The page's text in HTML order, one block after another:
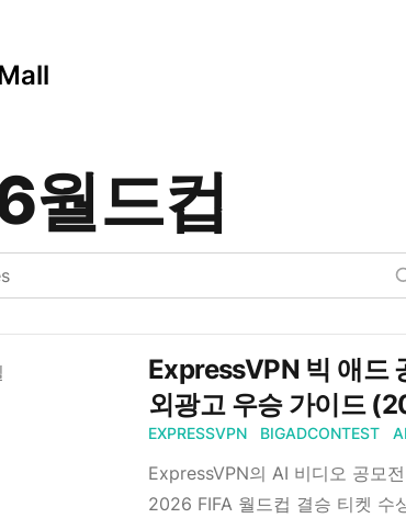
월드컵
ExpressVPN 빅 애드
외광고 우승 가이드
EXPRESSVPN BIGADCONTEST
ExpressVPN의 AI 비디오 공모
2026 FIFA 월드컵 결승 티켓 수